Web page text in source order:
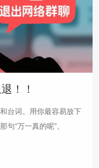
！！
台词。用你最容易放下
“万一真的呢”。